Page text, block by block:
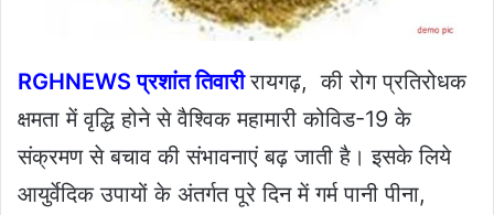
RGHNEWS प्रशांत तिवारीरायगढ़, की रोग प्रतिरोधक
क्षमता में वृद्धि होने से वैश्विक महामारी कोविड-19 के
संक्रमण से बचाव की संभावनाएं बढ़ जाती है। इसके लिये
आयुर्वेदिक उपायों के अंतर्गत पूरे दिन में गर्म पानी पीना,